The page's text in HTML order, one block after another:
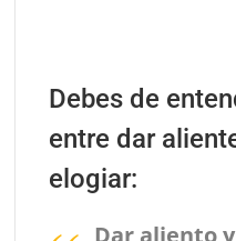
Debes de
entre dar
elogiar: